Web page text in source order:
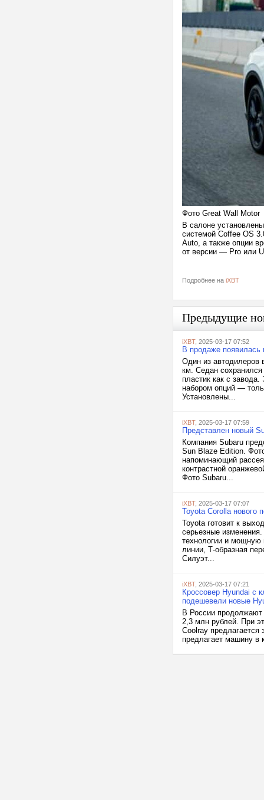
Фото Great Wall Motor
В салоне
системой Coffee OS
Auto, а также опции
от версии — Pro или
Подробнее на iXBT
Предыдущие
iXBT, 2025-03-17 07:52
В продаже появилась
Один из автодилеров
км. Седан сохранился
пластик как с
набором опций —
Установлены...
iXBT, 2025-03-17 07:59
Представлен новый
Компания Subaru
Sun Blaze Edition.
напоминающий
контрастной
Фото Subaru...
iXBT, 2025-03-17 07:07
Toyota Corolla нового
Toyota готовит к
серьезные
технологии и мощную
линии, Т-образная
Силуэт...
iXBT, 2025-03-17 07:21
Кроссовер Hyundai с
подешевели новые
В России продолжают
2,3 млн рублей. При
Coolray
предлагает машину в